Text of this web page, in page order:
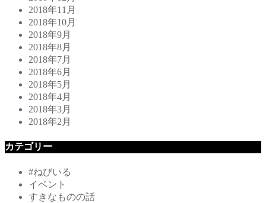
2018年11月
2018年10月
2018年9月
2018年8月
2018年7月
2018年6月
2018年5月
2018年4月
2018年3月
2018年2月
カテゴリー
#ねびいる
イベント
すきなものの話